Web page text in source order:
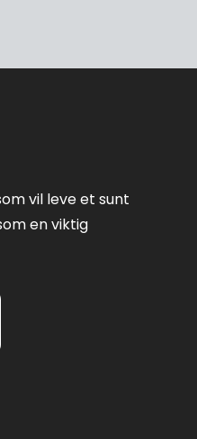
vil leve et sunt
en viktig